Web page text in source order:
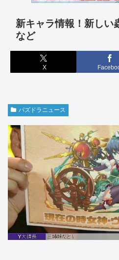
新キャラ情報！新しい
など
X
パズドラニュース